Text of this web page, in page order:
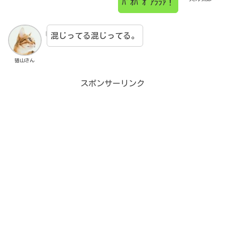
ﾊﾟｵﾊﾟｵ ｱﾗﾗｧ！
猫山さん
混じってる混じってる。
スポンサーリンク